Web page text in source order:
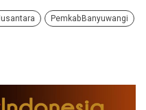
Pemkab Banyuwangi